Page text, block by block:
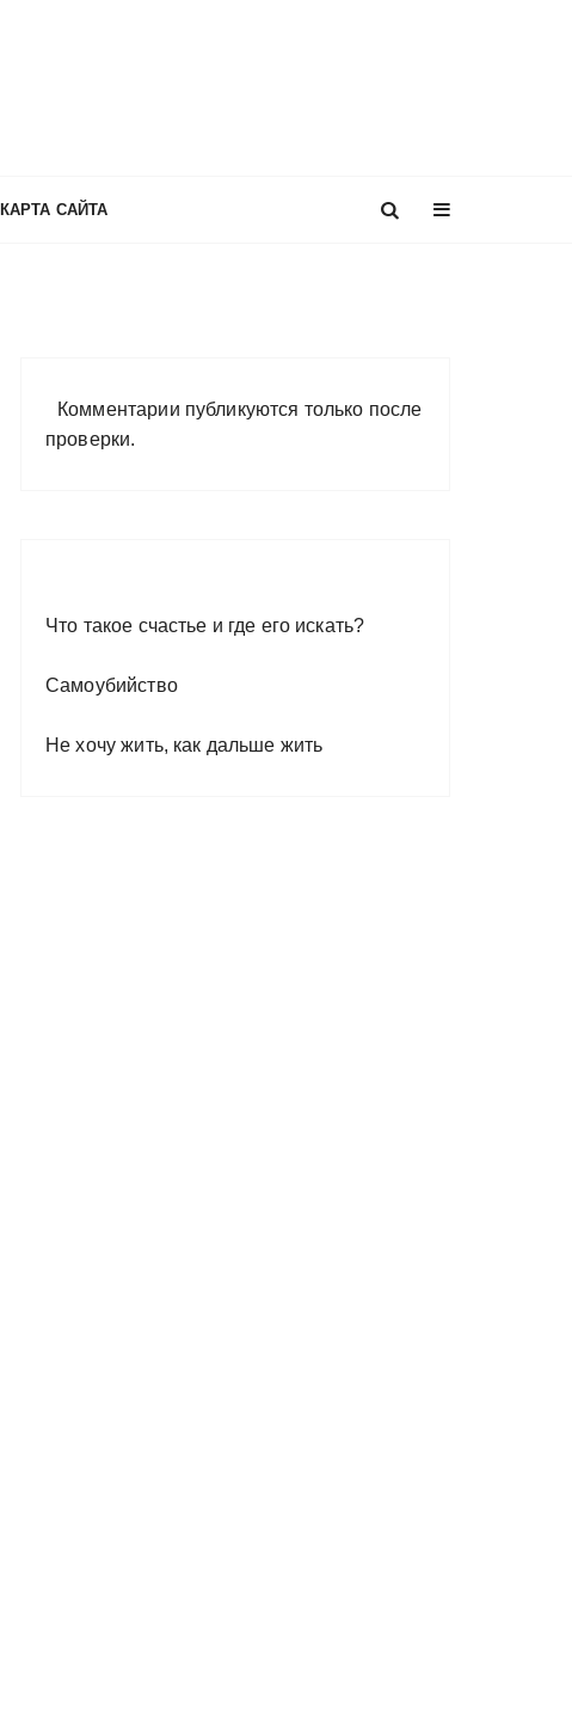
КАРТА САЙТА
Комментарии публикуются только после
проверки.
Что такое счастье и где его искать?
Самоубийство
Не хочу жить, как дальше жить